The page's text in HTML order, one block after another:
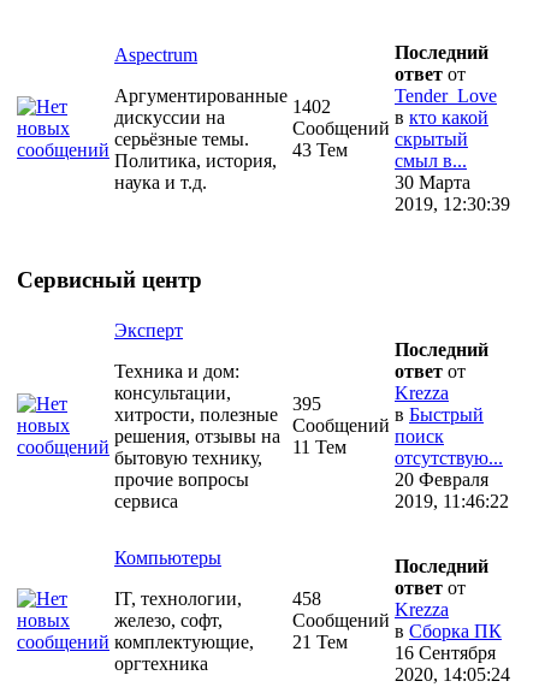
Aspectrum
Аргументированные
дискуссии на
серьёзные темы.
Политика, история,
наука и т.д.
1402
Сообщений
43 Тем
Последний
ответ от
Tender_Love
в кто какой
скрытый
смыл в...
30 Марта
2019, 12:30:39
Сервисный центр
Эксперт
Техника и дом:
консультации,
хитрости, полезные
решения, отзывы на
бытовую технику,
прочие вопросы
сервиса
395
Сообщений
11 Тем
Последний
ответ от
Krezza
в Быстрый
поиск
отсутствую...
20 Февраля
2019, 11:46:22
Компьютеры
IT, технологии,
железо, софт,
комплектующие,
оргтехника
458
Сообщений
21 Тем
Последний
ответ от
Krezza
в Сборка ПК
16 Сентября
2020, 14:05:24